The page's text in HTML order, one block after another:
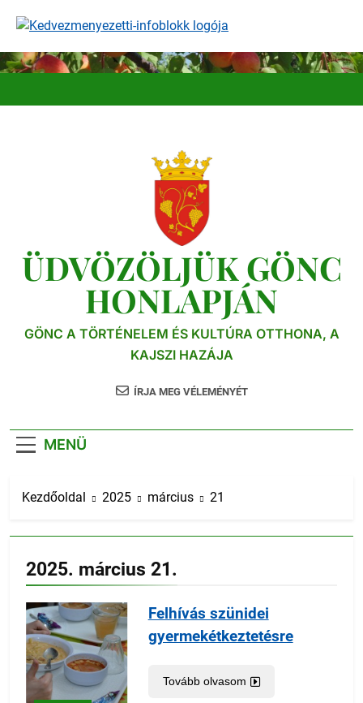
ÜDVÖZÖLJÜK GÖNC
HONLAPJÁN
GÖNC A TÖRTÉNELEM ÉS KULTÚRA OTTHONA, A
KAJSZI HAZÁJA
ÍRJA MEG VÉLEMÉNYÉT
MENÜ
Kezdőoldal 2025 március 21
2025. március 21.
Felhívás szünidei
gyermekétkeztetésre
Tovább olvasom